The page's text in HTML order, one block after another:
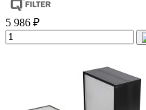
5 986 ₽